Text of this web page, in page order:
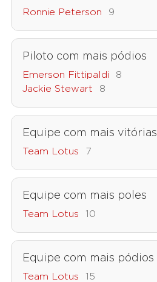
Ronnie Peterson 9
Piloto com mais pódios
Emerson Fittipaldi
8
Jackie Stewart
8
Equipe com mais vitórias
Team Lotus 7
Equipe com mais poles
Team Lotus 10
Equipe com mais pódios
Team Lotus
15